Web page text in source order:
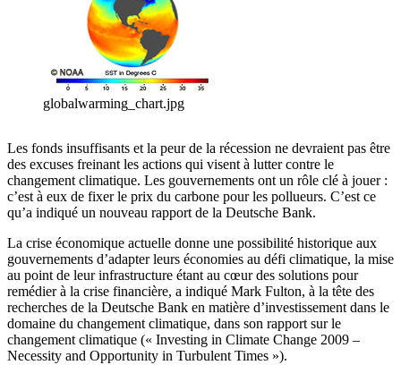
globalwarming_chart.jpg
Les fonds insuffisants et la peur de la récession ne devraient pas être
des excuses freinant les actions qui visent à lutter contre le
changement climatique. Les gouvernements ont un rôle clé à jouer :
c’est à eux de fixer le prix du carbone pour les pollueurs. C’est ce
qu’a indiqué un nouveau rapport de la Deutsche Bank.
La crise économique actuelle donne une possibilité historique aux
gouvernements d’adapter leurs économies au défi climatique, la mise
au point de leur infrastructure étant au cœur des solutions pour
remédier à la crise financière, a indiqué Mark Fulton, à la tête des
recherches de la Deutsche Bank en matière d’investissement dans le
domaine du changement climatique, dans son rapport sur le
changement climatique (« Investing in Climate Change 2009 –
Necessity and Opportunity in Turbulent Times »).